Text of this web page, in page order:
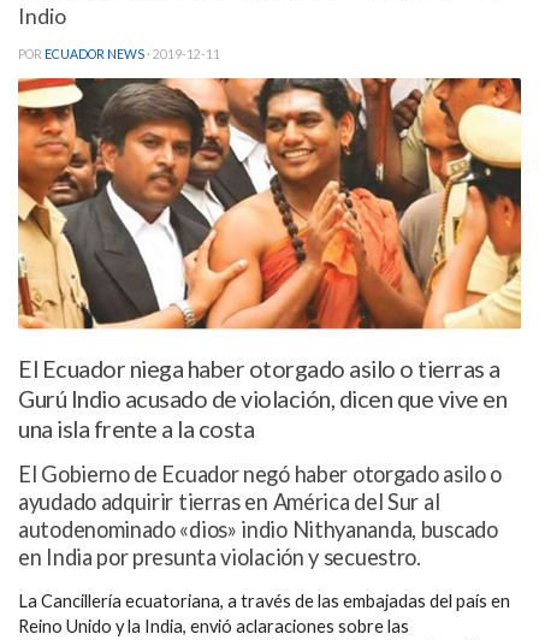
Indio
POR ECUADOR NEWS · 2019-12-11
El Ecuador niega haber otorgado asilo o tierras a
Gurú Indio acusado de violación, dicen que vive en
una isla frente a la costa
El Gobierno de Ecuador negó haber otorgado asilo o
ayudado adquirir tierras en América del Sur al
autodenominado «dios» indio Nithyananda, buscado
en India por presunta violación y secuestro.
La Cancillería ecuatoriana, a través de las embajadas del país en
Reino Unido y la India, envió aclaraciones sobre las